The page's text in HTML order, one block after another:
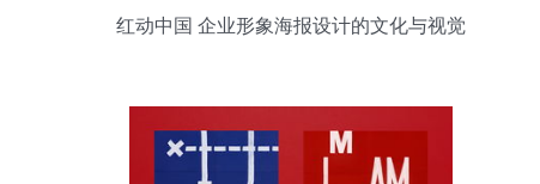
红动中国 企业形象海报设计的文化与视觉